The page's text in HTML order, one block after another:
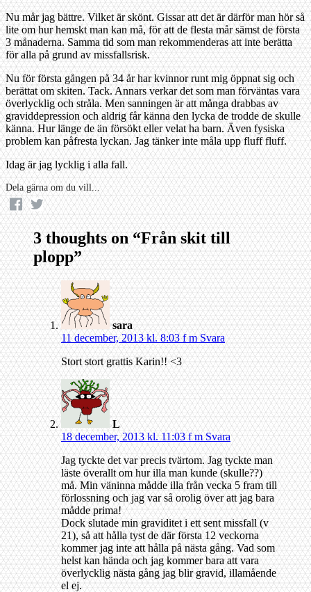
Nu mår jag bättre. Vilket är skönt. Gissar att det är därför man hör så
lite om hur hemskt man kan må, för att de flesta mår sämst de första
3 månaderna. Samma tid som man rekommenderas att inte berätta
för alla på grund av missfallsrisk.
Nu för första gången på 34 år har kvinnor runt mig öppnat sig och
berättat om skiten. Tack. Annars verkar det som man förväntas vara
överlycklig och stråla. Men sanningen är att många drabbas av
graviddepression och aldrig får känna den lycka de trodde de skulle
känna. Hur länge de än försökt eller velat ha barn. Även fysiska
problem kan påfresta lyckan. Jag tänker inte måla upp fluff fluff.
Idag är jag lycklig i alla fall.
Dela gärna om du vill...
3 thoughts on “Från skit till
plopp”
sara
11 december, 2013 kl. 8:03 f mSvara
Stort stort grattis Karin!! <3
L
18 december, 2013 kl. 11:03 f m Svara
Jag tyckte det var precis tvärtom. Jag tyckte man
läste överallt om hur illa man kunde (skulle??)
må. Min väninna mådde illa från vecka 5 fram till
förlossning och jag var så orolig över att jag bara
mådde prima!
Dock slutade min graviditet i ett sent missfall (v
21), så att hålla tyst de där första 12 veckorna
kommer jag inte att hålla på nästa gång. Vad som
helst kan hända och jag kommer bara att vara
överlycklig nästa gång jag blir gravid, illamående
el ej.